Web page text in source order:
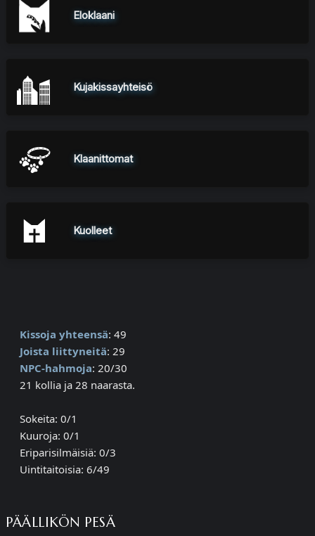
Eloklaani
Kujakissayhteisö
Klaanittomat
Kuolleet
Kissoja yhteensä: 49
Joista liittyneitä: 29
NPC-hahmoja: 20/30
21 kollia ja 28 naarasta.
Sokeita: 0/1
Kuuroja: 0/1
Eriparisilmäisiä: 0/3
Uintitaitoisia: 6/49
PÄÄLLIKÖN PESÄ